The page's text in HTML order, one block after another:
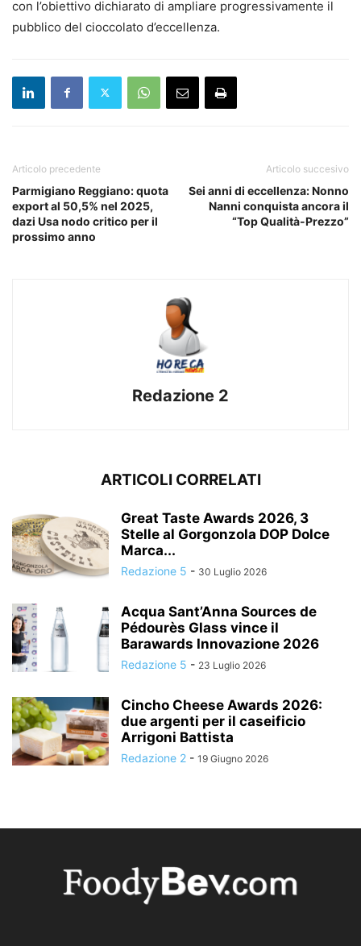
con l’obiettivo dichiarato di ampliare progressivamente il
pubblico del cioccolato d’eccellenza.
Articolo precedente
Parmigiano Reggiano: quota
export al 50,5% nel 2025,
dazi Usa nodo critico per il
prossimo anno
Articolo succesivo
Sei anni di eccellenza: Nonno
Nanni conquista ancora il
“Top Qualità-Prezzo”
Redazione 2
ARTICOLI CORRELATI
Great Taste Awards 2026, 3
Stelle al Gorgonzola DOP Dolce
Marca...
Redazione 5 - 30 Luglio 2026
Acqua Sant’Anna Sources de
Pédourès Glass vince il
Barawards Innovazione 2026
Redazione 5 - 23 Luglio 2026
Cincho Cheese Awards 2026:
due argenti per il caseificio
Arrigoni Battista
Redazione 2 - 19 Giugno 2026